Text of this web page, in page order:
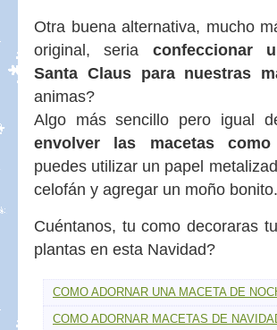
Otra buena alternativa, mucho
original, seria confeccionar
Santa Claus para nuestras
animas?
Algo más sencillo pero igual
envolver las macetas
puedes utilizar un papel
celofán y agregar un moño bonito.
Cuéntanos, tu como decoraras
plantas en esta Navidad?
COMO ADORNAR UNA MACETA DE
COMO ADORNAR MACETAS DE